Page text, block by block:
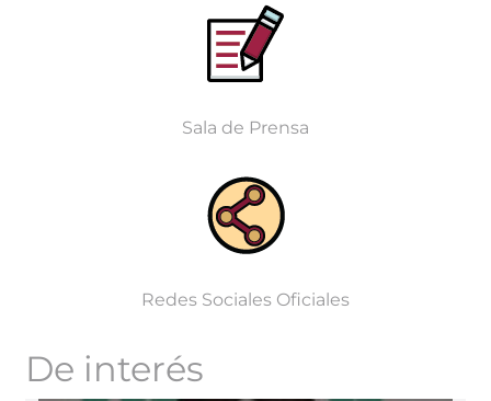
Sala de Prensa
Redes Sociales Oficiales
De interés